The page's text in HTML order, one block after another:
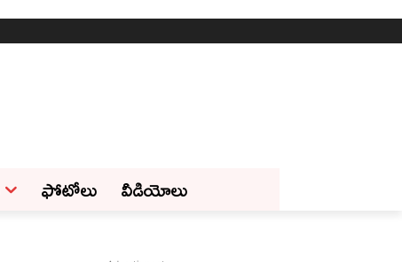
ఫోటోలు వీడియోలు